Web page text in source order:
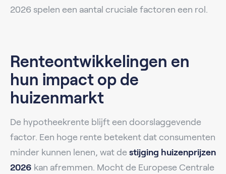
2026 spelen een aantal cruciale factoren een rol.
Renteontwikkelingen en
hun impact op de
huizenmarkt
De hypotheekrente blijft een doorslaggevende
factor. Een hoge rente betekent dat consumenten
minder kunnen lenen, wat de stijging huizenprijzen
2026 kan afremmen. Mocht de Europese Centrale